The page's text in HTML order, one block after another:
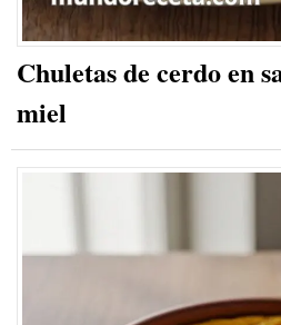
Chuletas de cerdo en
miel